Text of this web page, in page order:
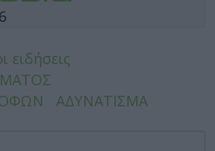
ειδήσεις
ΑΔΥΝΑΤΙΣΜΑ